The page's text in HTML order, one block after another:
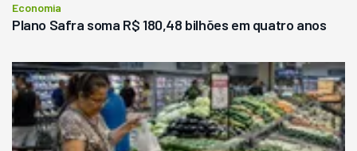
Economia
Plano Safra soma R$ 180,48 bilhões em quatro anos